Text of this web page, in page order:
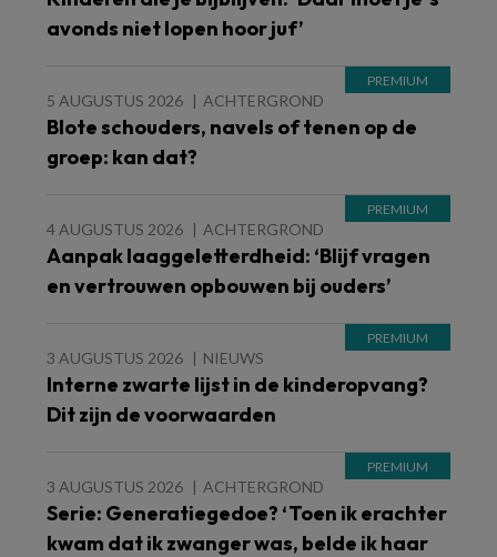
avonds niet lopen hoor juf’
5 AUGUSTUS 2026 ACHTERGROND
Blote schouders, navels of tenen op de
groep: kan dat?
4 AUGUSTUS 2026 ACHTERGROND
Aanpak laaggeletterdheid: ‘Blijf vragen
en vertrouwen opbouwen bij ouders’
3 AUGUSTUS 2026 NIEUWS
Interne zwarte lijst in de kinderopvang?
Dit zijn de voorwaarden
3 AUGUSTUS 2026 ACHTERGROND
Serie: Generatiegedoe? ‘Toen ik erachter
kwam dat ik zwanger was, belde ik haar